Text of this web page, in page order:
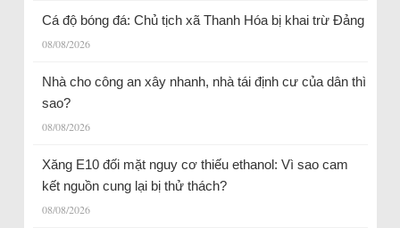
Cá độ bóng đá: Chủ tịch xã Thanh Hóa bị khai trừ Đảng
08/08/2026
Nhà cho công an xây nhanh, nhà tái định cư của dân thì
sao?
08/08/2026
Xăng E10 đối mặt nguy cơ thiếu ethanol: Vì sao cam
kết nguồn cung lại bị thử thách?
08/08/2026